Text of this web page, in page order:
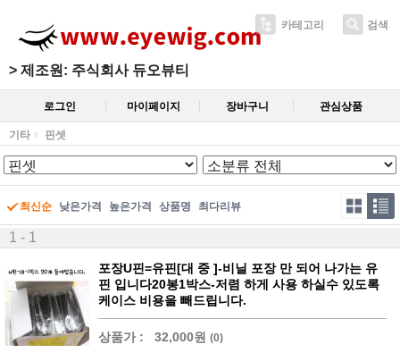
> 제조원: 주식회사 듀오뷰티
카테고리 검색
로그인 마이페이지 장바구니 관심상품
기타 핀셋
최신순 낮은가격 높은가격 상품명 최다리뷰
1 - 1
포장U핀=유핀[대 중 ]-비닐 포장 만 되어 나가는 유
핀 입니다20봉1박스-저렴 하게 사용 하실수 있도록
케이스 비용을 빼드립니다.
상품가 : 32,000원 (0)